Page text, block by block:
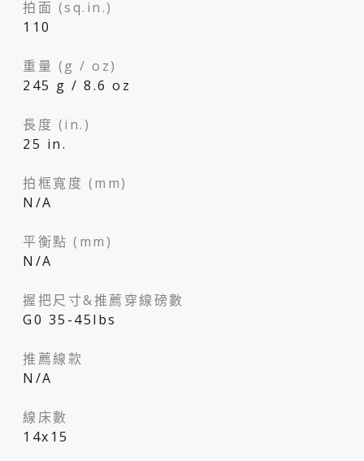
拍面 (sq.in.)
110
重量 (g / oz)
245 g / 8.6 oz
長度 (in.)
25 in.
拍框寬度 (mm)
N/A
平衡點 (mm)
N/A
握把尺寸&推薦穿線磅數
G0 35-45lbs
推薦線款
N/A
線床數
14x15